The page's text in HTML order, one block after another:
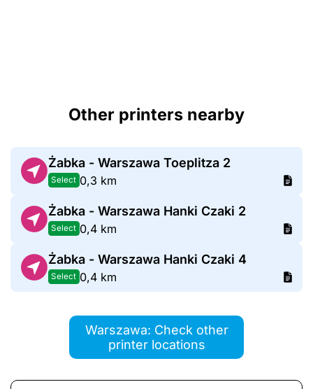
Other printers nearby
Żabka - Warszawa Toeplitza 2
Select 0,3 km
Żabka - Warszawa Hanki Czaki 2
Select 0,4 km
Żabka - Warszawa Hanki Czaki 4
Select 0,4 km
Warszawa: Check other
printer locations